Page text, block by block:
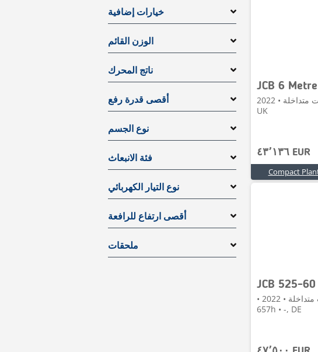
خيارات إضافية
الوزن القائم
ناتج المحرك
أقصى قدرة رفع
نوع الجسم
فئة الانبعاث
نوع التيار الكهربائي
أقصى ارتفاع للرافعة
ملحقات
مناولات متداخلة • 2022 • -,
UK
٤٣٬١٣٦ EUR
Compact
JCB 525-60
مناولات متداخلة • 2022 •
657h • -, DE